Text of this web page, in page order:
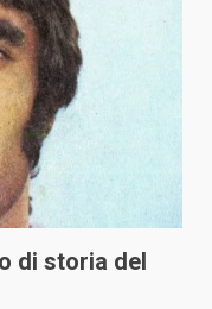
di storia del